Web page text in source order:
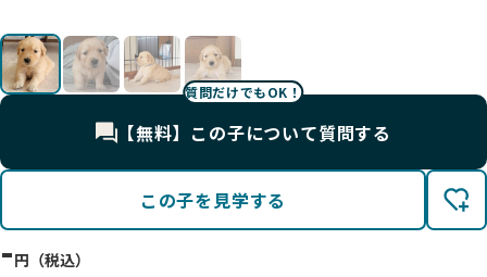
質問だけでもOK！
【無料】この子について質問する
この子を見学する
-円（税込）